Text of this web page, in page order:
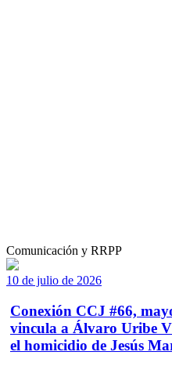
Comunicación y RRPP
10 de julio de 2026
Conexión CCJ #66,
vincula a Álvaro Uribe
el homicidio de Jesús